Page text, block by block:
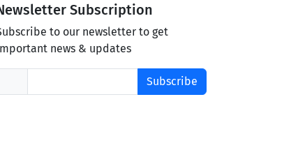
Subscription
to our newsletter to get
news & updates
Subscribe